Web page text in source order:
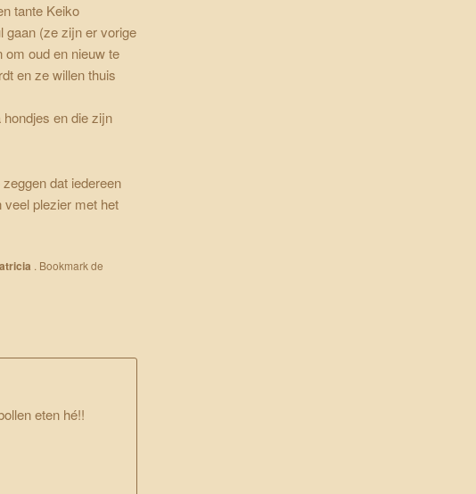
tante Keiko
gaan (ze zijn er vorige
oud en nieuw te
en ze willen thuis
en die zijn
dat iedereen
plezier met het
. Bookmark de
eten hé!!